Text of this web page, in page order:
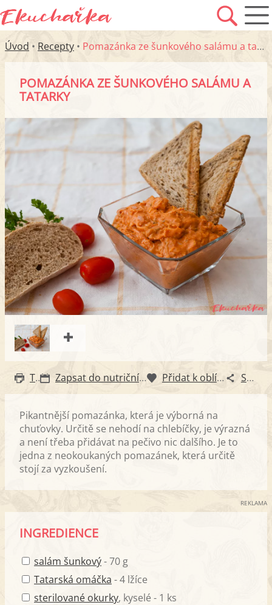
Úvod • Recepty • Pomazánka ze šunkového salámu a tatarky
POMAZÁNKA ZE ŠUNKOVÉHO SALÁMU A
TATARKY
Tisk Zapsat do nutričního diáře Přidat k oblíbeným Sdílet
Pikantnější pomazánka, která je výborná na
chuťovky. Určitě se nehodí na chlebíčky, je výrazná
a není třeba přidávat na pečivo nic dalšího. Je to
jedna z neokoukaných pomazánek, která určitě
stojí za vyzkoušení.
REKLAMA
INGREDIENCE
salám šunkový- 70 g
Tatarská omáčka - 4 lžíce
sterilované okurky, kyselé - 1 ks